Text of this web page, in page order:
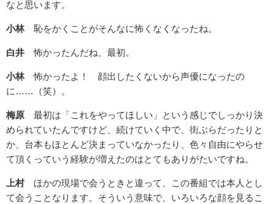
なと思います。
小林恥をかくことがそんなに怖くなくなったね。
白井 怖かったんだね、最初。
小林怖かったよ！ 顔出したくないから声優になったの
に……（笑）。
梅原 最初は「これをやってほしい」という感じでしっかり決
められていたんですけど、続けていく中で、街ぶらだったりと
か、台本もほとんど決まっていなかったり、色々自由にやらせ
て頂くっていう経験が増えたのはとてもありがたいですね。
上村ほかの現場で会うときと違って、この番組では本人とし
て会うことなります。そういう意味で、いろいろな顔を見るこ